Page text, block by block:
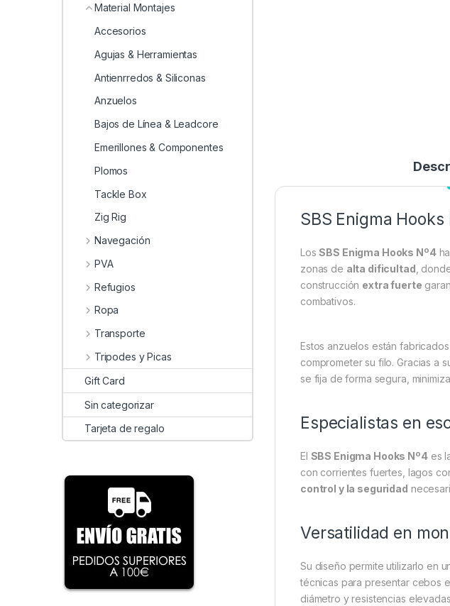
SBS Enigma Hooks
LosSBS Enigma Hooks Nº4
zonas de alta dificultad ,
construcción extra fuerte
combativos.
Estos anzuelos están
comprometer su filo. Gracias a
se fija de forma segura,
Especialistas en
El SBS Enigma Hooks Nº4es
con corrientes fuertes, lagos
control y la seguridad
Versatilidad en
Su diseño permite utilizarlo en
técnicas para presentar cebos
diámetro y resistencias
Material Montajes
Accesorios
Agujas & Herramientas
Antienrredos & Siliconas
Anzuelos
Bajos de Línea & Leadcore
Emerillones & Componentes
Plomos
Tackle Box
Zig Rig
Navegación
PVA
Refugios
Ropa
Transporte
Tripodes y Picas
Gift Card
Sin categorizar
Tarjeta de regalo